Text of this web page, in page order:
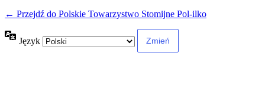
← Przejdź do Polskie Towarzystwo Stomijne Pol-ilko
Język